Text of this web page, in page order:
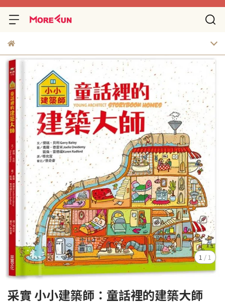
1 /1
采實 小小建築師：童話裡的建築大師